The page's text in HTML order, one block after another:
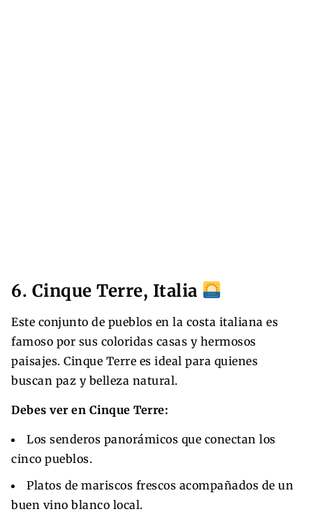
6. Cinque Terre, Italia
Este conjunto de pueblos en la costa italiana es
famoso por sus coloridas casas y hermosos
paisajes. Cinque Terre es ideal para quienes
buscan paz y belleza natural.
Debes ver en Cinque Terre:
Los senderos panorámicos que conectan los
cinco pueblos.
Platos de mariscos frescos acompañados de un
buen vino blanco local.